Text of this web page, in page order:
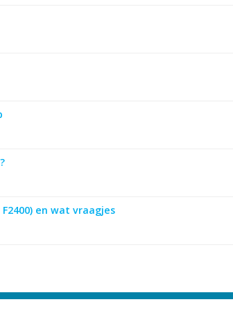
en wat vraagjes